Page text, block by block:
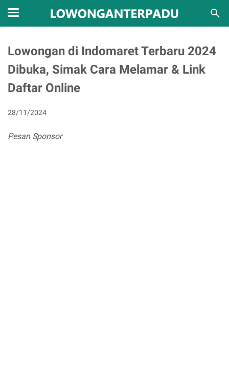
Lowongan di Indomaret Terbaru 2024
Dibuka, Simak Cara Melamar & Link
Daftar Online
28/11/2024
Pesan Sponsor